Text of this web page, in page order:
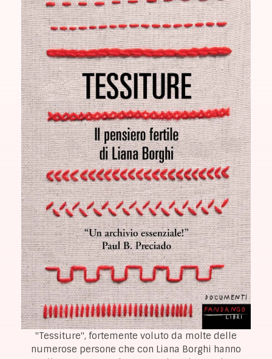
"Tessiture", fortemente voluto da molte delle
numerose persone che con Liana Borghi hanno